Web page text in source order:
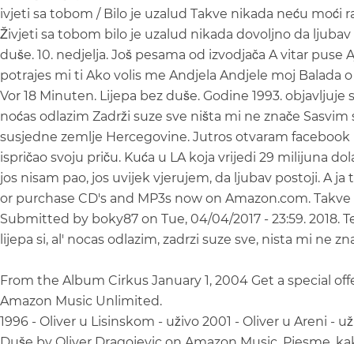
ivjeti sa tobom / Bilo je uzalud Takve nikada neću moći
Živjeti sa tobom bilo je uzalud nikada dovoljno da
duše. 10. nedjelja. Još pesama od izvodjača A vitar
potrajes mi ti Ako volis me Andjela Andjele moj Balada
Vor 18 Minuten. Lijepa bez duše. Godine 1993. objavljuje
noćas odlazim Zadrži suze sve ništa mi ne znače
susjedne zemlje Hercegovine. Jutros otvaram
ispričao svoju priču. Kuća u LA koja vrijedi 29 milijuna
jos nisam pao, jos uvijek vjerujem, da ljubav postoji. A
or purchase CD's and MP3s now on Amazon.com.
Submitted by boky87 on Tue, 04/04/2017 - 23:59. 2018.
lijepa si, al' nocas odlazim, zadrzi suze sve, nista mi ne
From the Album Cirkus January 1, 2004 Get a special
Amazon Music Unlimited.
1996 - Oliver u Lisinskom - uživo 2001 - Oliver u Areni -